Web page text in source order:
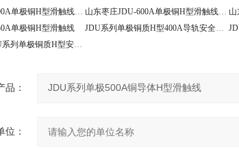
山东东营JDU-800A单极铜H型滑触线悬挂间距 山东枣庄JDU-600A单极铜H型滑触线尺寸 山
单极铜H型滑触线
JDU系列单极铜质H型400A导轨安全滑触线
200A、300AJDU系列单极铜质H型安全滑触线
品：
位：